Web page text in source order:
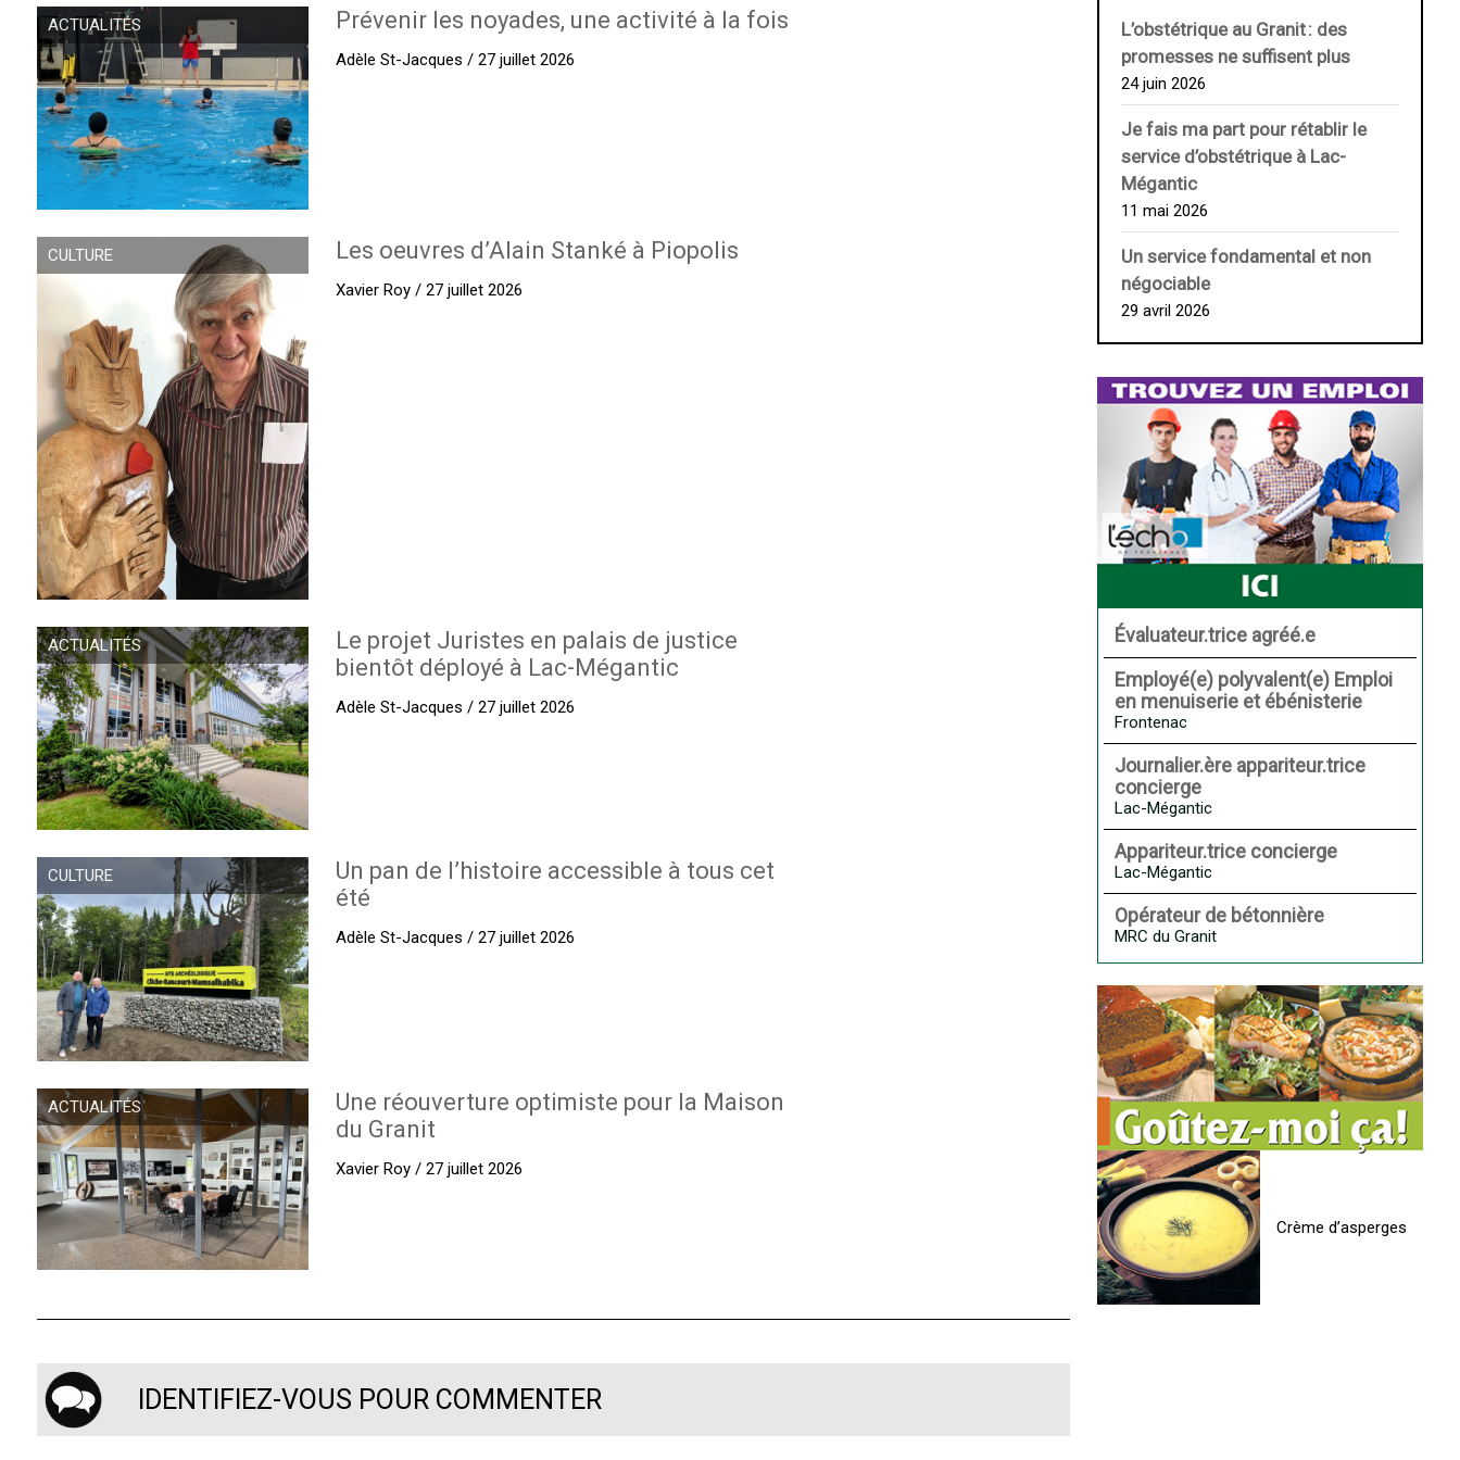
ACTUALITÉS Prévenir les noyades, une activité à la fois
Adèle St-Jacques / 27 juillet 2026
CULTURE Les oeuvres d’Alain Stanké à Piopolis
Xavier Roy / 27 juillet 2026
ACTUALITÉS
Le projet Juristes en palais de justice
bientôt déployé à Lac-Mégantic
Adèle St-Jacques / 27 juillet 2026
CULTURE
Un pan de l’histoire accessible à tous cet
été
Adèle St-Jacques / 27 juillet 2026
ACTUALITÉS
Une réouverture optimiste pour la Maison
du Granit
Xavier Roy / 27 juillet 2026
IDENTIFIEZ-VOUS POUR COMMENTER
L’obstétrique au ­Granit : des
promesses ne suffisent plus
24 juin 2026
Je fais ma part pour rétablir le
service d’obstétrique à Lac-
Mégantic
11 mai 2026
Un service fondamental et non
négociable
29 avril 2026
Évaluateur.trice agréé.e
Employé(e) polyvalent(e) Emploi
en menuiserie et ébénisterie
Frontenac
Journalier.ère appariteur.trice
concierge
Lac-Mégantic
Appariteur.trice concierge
Lac-Mégantic
Opérateur de bétonnière
MRC du Granit
Crème d’asperges